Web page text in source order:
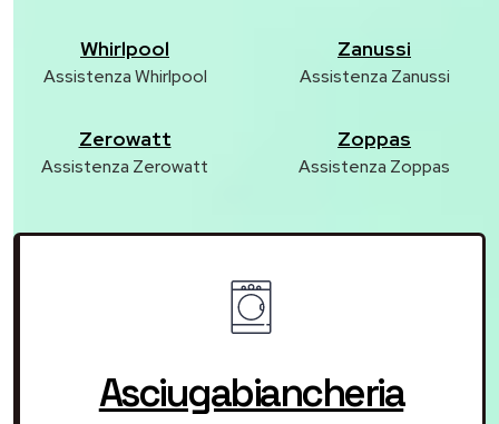
Whirlpool
Assistenza Whirlpool
Zanussi
Assistenza Zanussi
Zerowatt
Assistenza Zerowatt
Zoppas
Assistenza Zoppas
Asciugabiancheria